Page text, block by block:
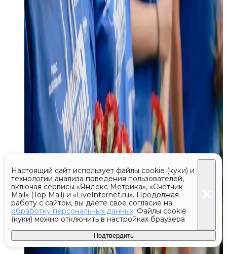
Настоящий сайт использует файлы cookie (куки) и
технологии анализа поведения пользователей,
включая сервисы «Яндекс Метрика», «Счётчик
Mail» (Top Mail) и «LiveInternet.ru». Продолжая
работу с сайтом, вы даете свое согласие на
обработку персональных данных. Файлы cookie
(куки) можно отключить в настройках браузера
Подтвердить